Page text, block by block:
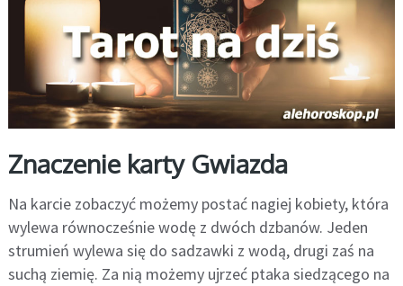
Znaczenie karty Gwiazda
Na karcie zobaczyć możemy postać nagiej kobiety, która
wylewa równocześnie wodę z dwóch dzbanów. Jeden
strumień wylewa się do sadzawki z wodą, drugi zaś na
suchą ziemię. Za nią możemy ujrzeć ptaka siedzącego na